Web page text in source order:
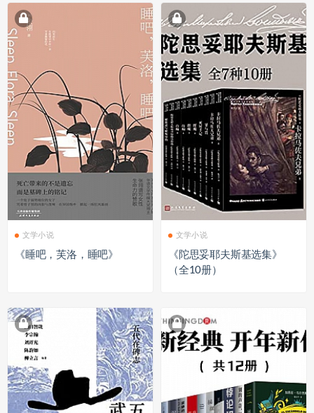
文学小说
《睡吧，芙洛，睡吧》
文学小说
《陀思妥耶夫斯基选集》
（全10册）